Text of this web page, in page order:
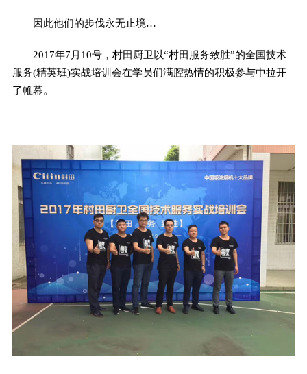
因此他们的步伐永无止境…
2017年7月10号，村田厨卫以“村田服务致胜”的全国技术
服务(精英班)实战培训会在学员们满腔热情的积极参与中拉开
了帷幕。